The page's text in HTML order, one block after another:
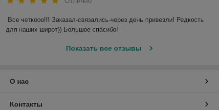
Все четкооо!!! Заказал-связались-через день привезли! Редкость
для наших широт)) Большое спасибо!
Показать все отзывы
О нас
Контакты